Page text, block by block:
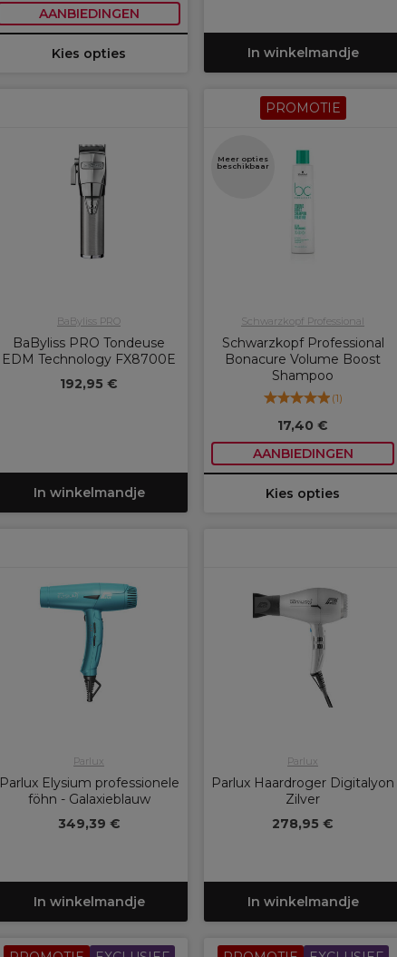
AANBIEDINGEN
Kies opties In winkelmandje
BaByliss PRO
BaByliss PRO Tondeuse
EDM Technology FX8700E
192,95 €
In winkelmandje
PROMOTIE
Meer opties
beschikbaar
Schwarzkopf Professional
Schwarzkopf Professional
Bonacure Volume Boost
Shampoo
(1)
17,40 €
AANBIEDINGEN
Kies opties
Parlux
Parlux Elysium professionele
föhn - Galaxieblauw
349,39 €
In winkelmandje
Parlux
Parlux Haardroger Digitalyon
Zilver
278,95 €
In winkelmandje